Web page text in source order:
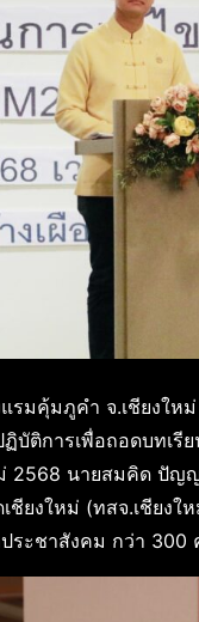
มคุ้มภูคำ จ.เชียงให
ฏิบัติการเพื่อถอดบท
2568 นายสมคิด ปัญ
ยงใหม่ (ทสจ.เชียง
ระชาสังคม กว่า 300